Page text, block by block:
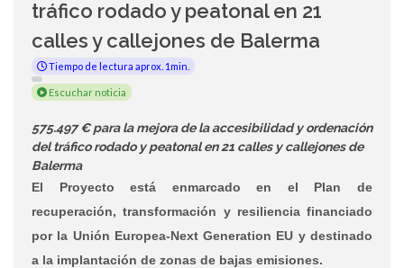
tráfico rodado y peatonal en 21
calles y callejones de Balerma
Tiempo de lectura aprox. 1min.
Escuchar noticia
575.497 € para la mejora de la accesibilidad y ordenación
del tráfico rodado y peatonal en 21 calles y callejones de
Balerma
El Proyecto está enmarcado en el Plan de
recuperación, transformación y resiliencia financiado
por la Unión Europea-Next Generation EU y destinado
a la implantación de zonas de bajas emisiones.